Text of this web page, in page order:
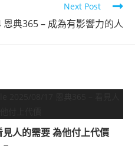
Next Post
典365 – 成為有影響力的人
人的需要 為他付上代價